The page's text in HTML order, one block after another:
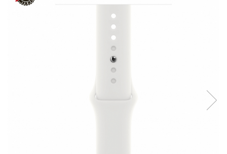
Tablete & accesorii